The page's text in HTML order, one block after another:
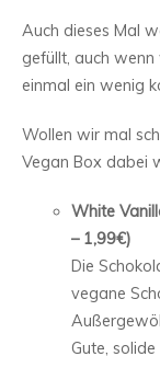
Auch dieses Mal
gefüllt, auch
einmal ein wenig
Wollen wir mal
Vegan Box dabei
White
– 1,99€)
Die
vegane
Gute,